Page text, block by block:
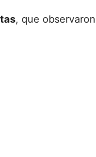
, que